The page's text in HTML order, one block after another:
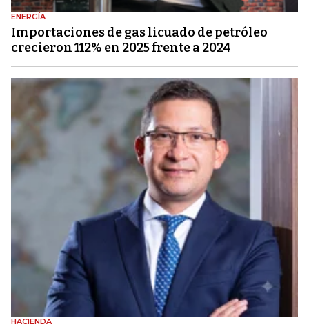
ENERGÍA
Importaciones de gas licuado de petróleo
crecieron 112% en 2025 frente a 2024
HACIENDA